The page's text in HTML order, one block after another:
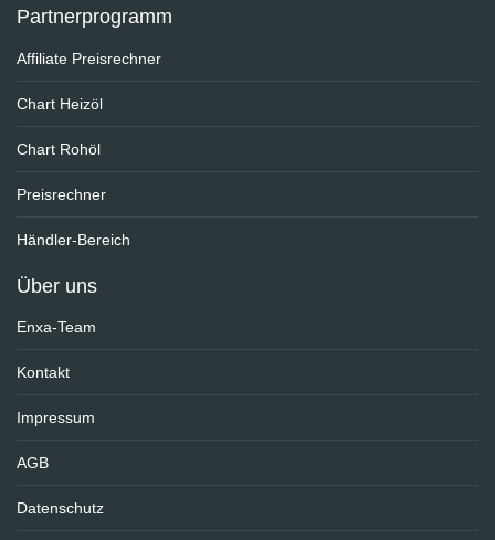
Partnerprogramm
Affiliate Preisrechner
Chart Heizöl
Chart Rohöl
Preisrechner
Händler-Bereich
Über uns
Enxa-Team
Kontakt
Impressum
AGB
Datenschutz